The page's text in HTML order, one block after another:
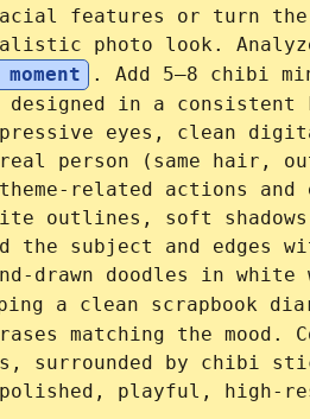
features or turn
photo look.
. Add 5–8 chibi
designed in a
eyes, clean
person (same hair,
related actions and
outlines, soft
the subject and edges
drawn doodles in white
a clean scrapbook
matching the mood.
surrounded by chibi
playful, high-